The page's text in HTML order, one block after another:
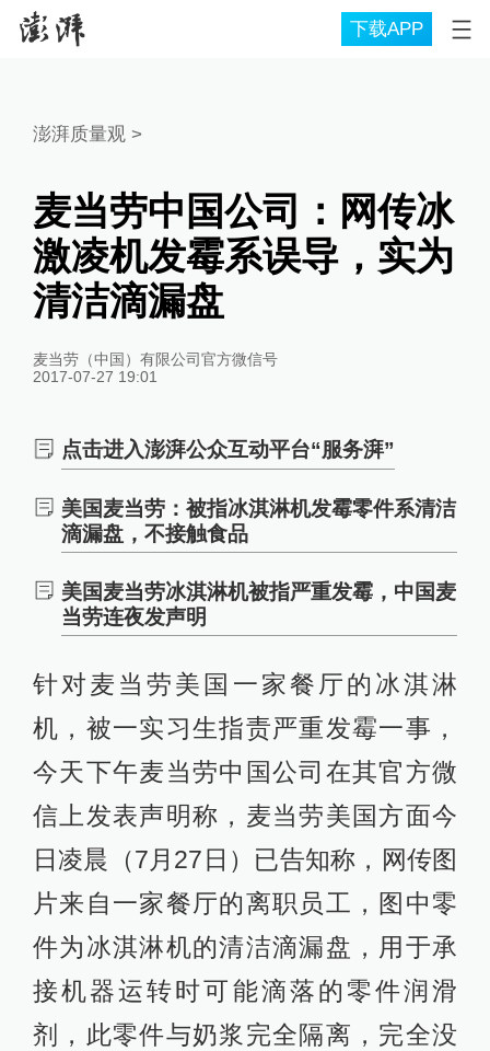
下载APP
澎湃质量观>
麦当劳中国公司：网传冰
激凌机发霉系误导，实为
清洁滴漏盘
麦当劳（中国）有限公司官方微信号
2017-07-27 19:01
点击进入澎湃公众互动平台“服务湃”
美国麦当劳：被指冰淇淋机发霉零件系清洁
滴漏盘，不接触食品
美国麦当劳冰淇淋机被指严重发霉，中国麦
当劳连夜发声明
针对麦当劳美国一家餐厅的冰淇淋
机，被一实习生指责严重发霉一事，
今天下午麦当劳中国公司在其官方微
信上发表声明称，麦当劳美国方面今
日凌晨（7月27日）已告知称，网传图
片来自一家餐厅的离职员工，图中零
件为冰淇淋机的清洁滴漏盘，用于承
接机器运转时可能滴落的零件润滑
剂，此零件与奶浆完全隔离，完全没